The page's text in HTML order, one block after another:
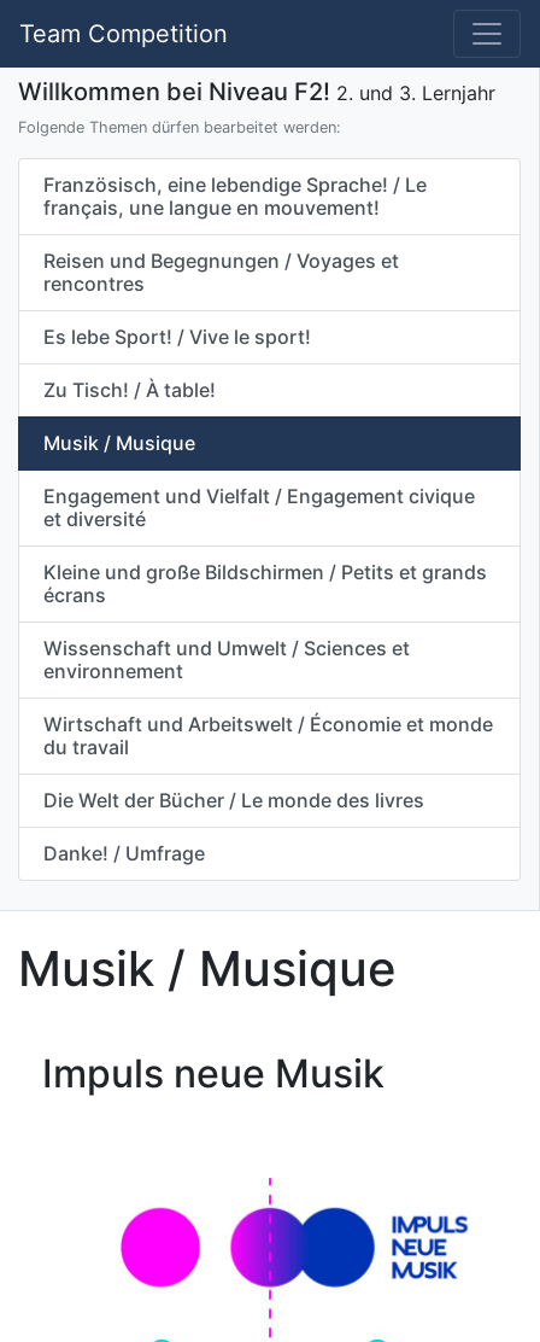
Team Competition
Willkommen bei Niveau F2! 2. und 3. Lernjahr
Folgende Themen dürfen bearbeitet werden:
Französisch, eine lebendige Sprache! / Le
français, une langue en mouvement!
Reisen und Begegnungen / Voyages et
rencontres
Es lebe Sport! / Vive le sport!
Zu Tisch! / À table!
Musik / Musique
Engagement und Vielfalt / Engagement civique
et diversité
Kleine und große Bildschirmen / Petits et grands
écrans
Wissenschaft und Umwelt / Sciences et
environnement
Wirtschaft und Arbeitswelt / Économie et monde
du travail
Die Welt der Bücher / Le monde des livres
Danke! / Umfrage
Musik / Musique
Impuls neue Musik